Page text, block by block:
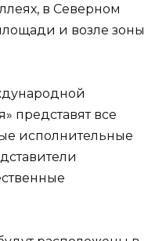
в Северном
и возле зоны
представят все
исполнительные